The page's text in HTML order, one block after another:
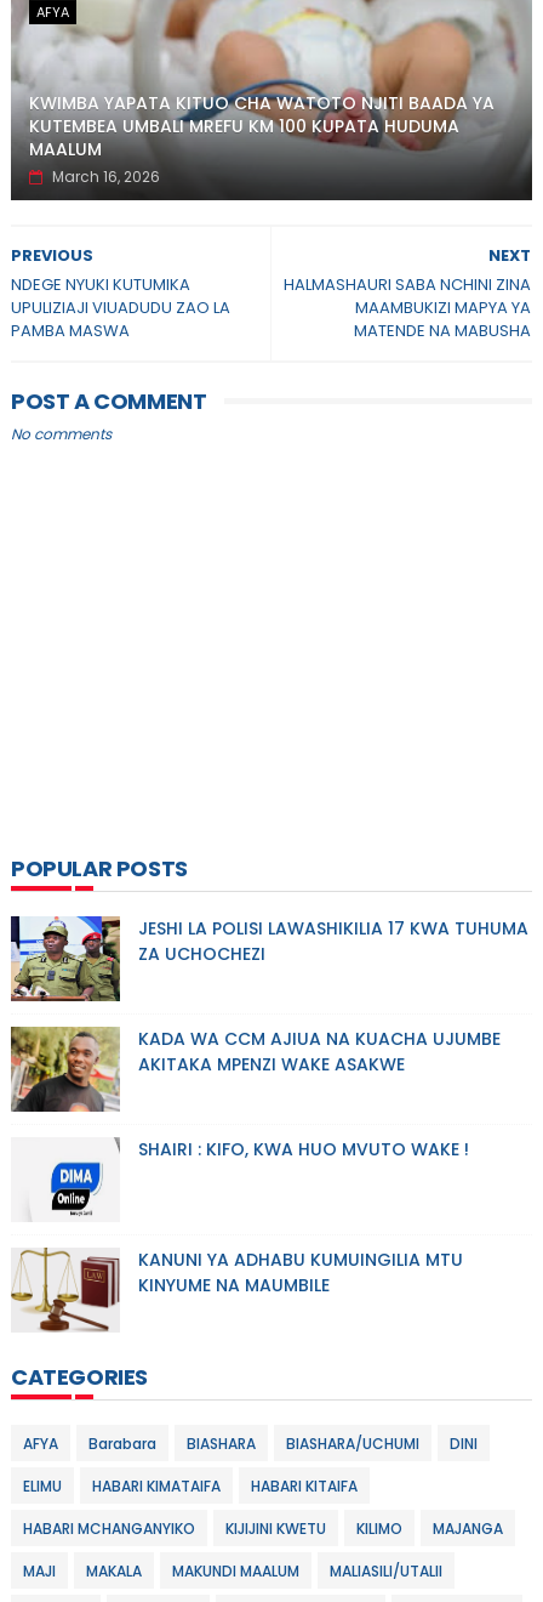
AFYA
KWIMBA YAPATA KITUO CHA WATOTO NJITI BAADA YA
KUTEMBEA UMBALI MREFU KM 100 KUPATA HUDUMA
MAALUM
March 16, 2026
NEXT
HALMASHAURI SABA NCHINI ZINA
MAAMBUKIZI MAPYA YA
MATENDE NA MABUSHA
PREVIOUS
NDEGE NYUKI KUTUMIKA
UPULIZIAJI VIUADUDU ZAO LA
PAMBA MASWA
POST A COMMENT
No comments
POPULAR POSTS
JESHI LA POLISI LAWASHIKILIA 17 KWA TUHUMA
ZA UCHOCHEZI
KADA WA CCM AJIUA NA KUACHA UJUMBE
AKITAKA MPENZI WAKE ASAKWE
SHAIRI : KIFO, KWA HUO MVUTO WAKE !
KANUNI YA ADHABU KUMUINGILIA MTU
KINYUME NA MAUMBILE
CATEGORIES
AFYA Barabara BIASHARA BIASHARA/UCHUMI DINI
ELIMU HABARI KIMATAIFA HABARI KITAIFA
HABARI MCHANGANYIKO KIJIJINI KWETU KILIMO MAJANGA
MAJI MAKALA MAKUNDI MAALUM MALIASILI/UTALII